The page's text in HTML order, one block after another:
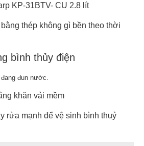
thép không gì bền theo thời
bình thủy điện
đun nước.
khăn vải mềm
rửa mạnh để vệ sinh bình thuỷ